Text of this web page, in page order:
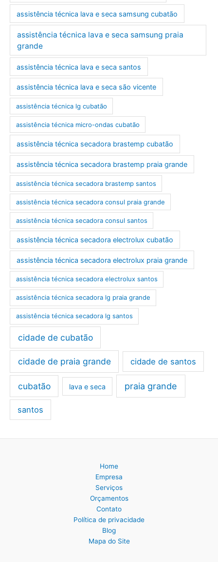
assistência técnica lava e seca samsung cubatão
assistência técnica lava e seca samsung praia
grande
assistência técnica lava e seca santos
assistência técnica lava e seca são vicente
assistência técnica lg cubatão
assistência técnica micro-ondas cubatão
assistência técnica secadora brastemp cubatão
assistência técnica secadora brastemp praia grande
assistência técnica secadora brastemp santos
assistência técnica secadora consul praia grande
assistência técnica secadora consul santos
assistência técnica secadora electrolux cubatão
assistência técnica secadora electrolux praia grande
assistência técnica secadora electrolux santos
assistência técnica secadora lg praia grande
assistência técnica secadora lg santos
cidade de cubatão
cidade de praia grande cidade de santos
cubatão lava e seca praia grande
santos
Home
Empresa
Serviços
Orçamentos
Contato
Política de privacidade
Blog
Mapa do Site